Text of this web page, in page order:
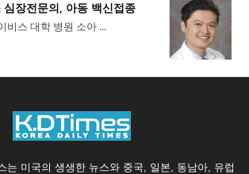
장전문의, 아동 백신접종
비스 대학 병원 소아 ...
는 미국의 생생한 뉴스와 중국, 일본, 동남아, 유럽